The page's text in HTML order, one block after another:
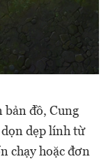
bản đồ, Cung
dọn dẹp lính từ
chạy hoặc đơn